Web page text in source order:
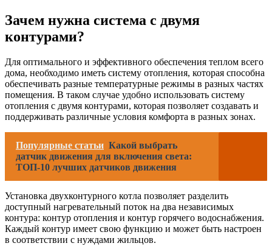
Зачем нужна система с двумя
контурами?
Для оптимального и эффективного обеспечения теплом всего
дома, необходимо иметь систему отопления, которая способна
обеспечивать разные температурные режимы в разных частях
помещения. В таком случае удобно использовать систему
отопления с двумя контурами, которая позволяет создавать и
поддерживать различные условия комфорта в разных зонах.
Популярные статьи Какой выбрать
датчик движения для включения света:
ТОП-10 лучших датчиков движения
Установка двухконтурного котла позволяет разделить
доступный нагревательный поток на два независимых
контура: контур отопления и контур горячего водоснабжения.
Каждый контур имеет свою функцию и может быть настроен
в соответствии с нуждами жильцов.